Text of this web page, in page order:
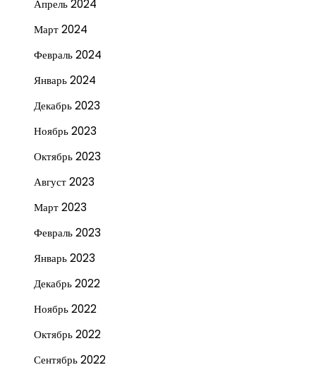
Апрель 2024
Март 2024
Февраль 2024
Январь 2024
Декабрь 2023
Ноябрь 2023
Октябрь 2023
Август 2023
Март 2023
Февраль 2023
Январь 2023
Декабрь 2022
Ноябрь 2022
Октябрь 2022
Сентябрь 2022